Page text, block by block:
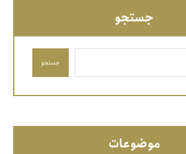
جستجو
جستجو
موضوعات